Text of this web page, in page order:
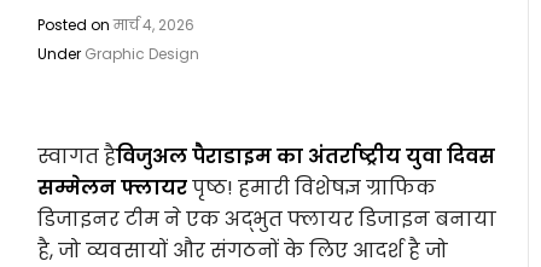
Posted onमार्च 4, 2026
Under Graphic Design
स्वागत हैविजुअल पैराडाइम का अंतर्राष्ट्रीय युवा दिवस
सम्मेलन फ्लायरपृष्ठ! हमारी विशेषज्ञ ग्राफिक
डिजाइनर टीम ने एक अद्भुत फ्लायर डिजाइन बनाया
है, जो व्यवसायों और संगठनों के लिए आदर्श है जो